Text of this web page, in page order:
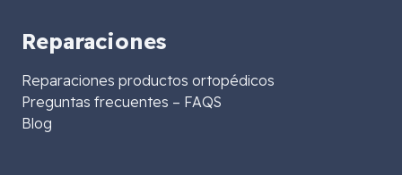
Reparaciones
Reparaciones productos ortopédicos
Preguntas frecuentes – FAQS
Blog